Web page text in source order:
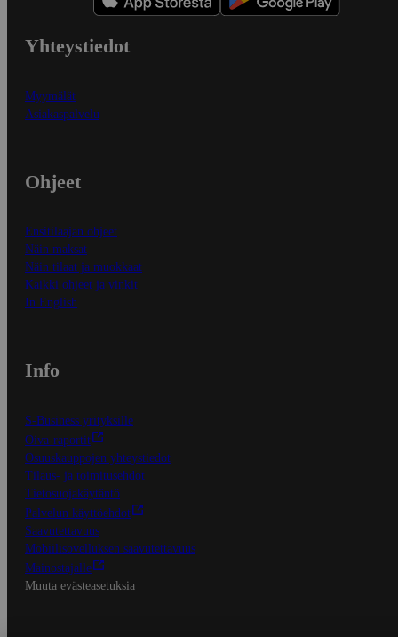
Yhteystiedot
Myymälät
Asiakaspalvelu
Ohjeet
Ensitilaajan ohjeet
Näin maksat
Näin tilaat ja muokkaat
Kaikki ohjeet ja vinkit
In English
Info
S-Business yrityksille
Oiva-raportit
Osuuskauppojen yhteystiedot
Tilaus- ja toimitusehdot
Tietosuojakäytäntö
Palvelun käyttöehdot
Saavutettavuus
Mobiilisovelluksen saavutettavuus
Mainostajalle
Muuta evästeasetuksia